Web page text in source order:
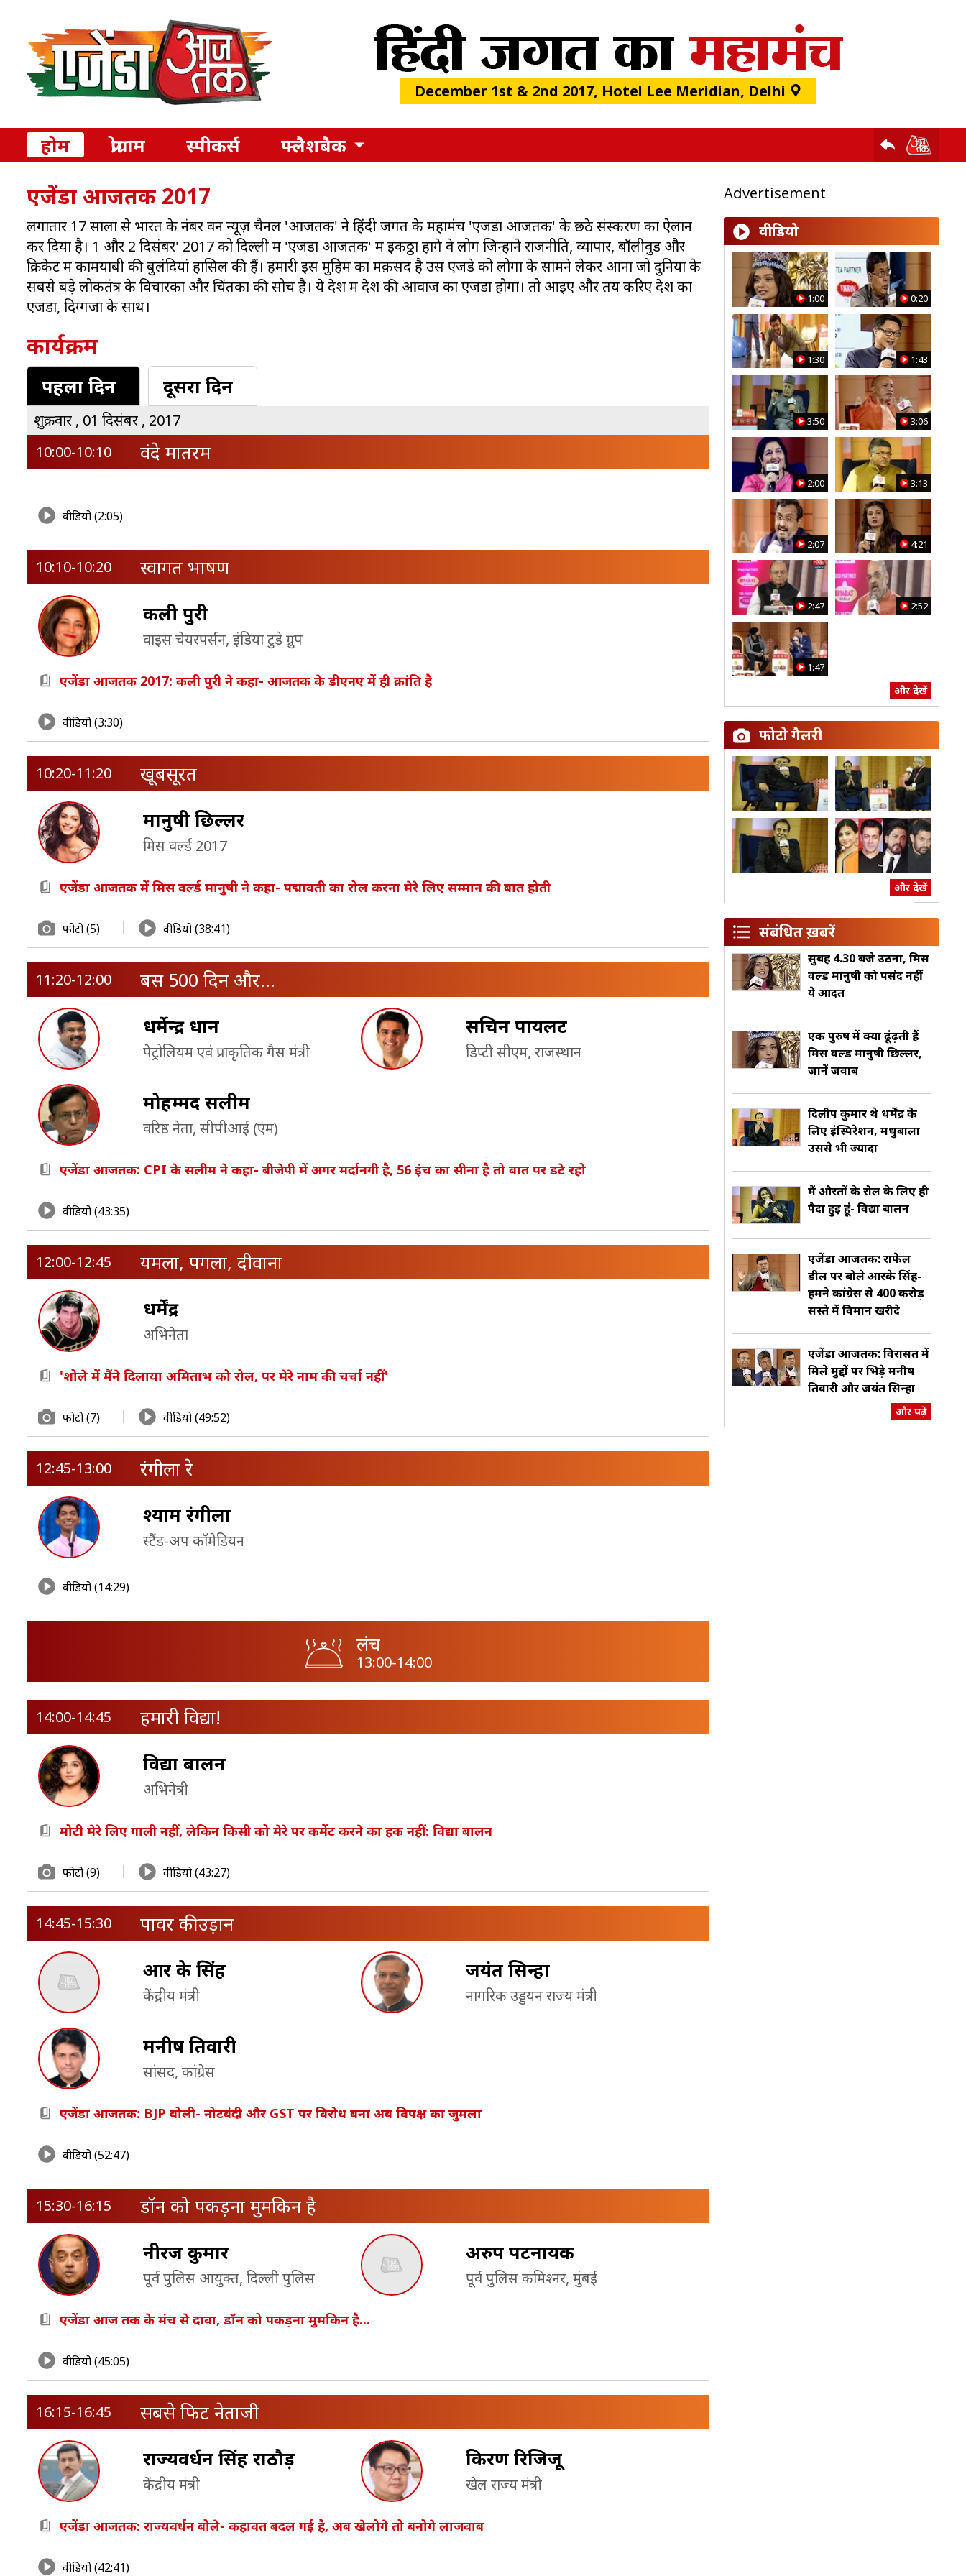
December 1st & 2nd 2017, Hotel Lee Meridian, Delhi
होम प्रोग्राम स्पीकर्स फ्लैशबैक
एजेंडा आजतक 2017
लगातार 17 सालों से भारत के नंबर वन न्यूज़ चैनल 'आजतक' ने हिंदी जगत के महामंच 'एजेंडा आजतक' के छठे संस्करण का ऐलान
कर दिया है। 1 और 2 दिसंबर' 2017 को दिल्ली में 'एजेंडा आजतक' में इकठ्ठा होंगे वे लोग जिन्होंने राजनीति, व्यापार, बॉलीवुड और
क्रिकेट में कामयाबी की बुलंदियां हासिल की हैं। हमारी इस मुहिम का मक़सद है उस एजेंडे को लोगों के सामने लेकर आना जो दुनिया के
सबसे बड़े लोकतंत्र के विचारकों और चिंतकों की सोच है। ये देश में देश की आवाज का एजेंडा होगा। तो आइए और तय करिए देश का
एजेंडा, दिग्गजों के साथ।
कार्यक्रम
पहला दिन दूसरा दिन
शुक्रवार , 01 दिसंबर , 2017
10:00-10:10
वंदे मातरम
वीडियो (2:05)
10:10-10:20
स्‍वागत भाषण
कली पुरी
वाइस चेयरपर्सन, इंडिया टुडे ग्रुप
एजेंडा आजतक 2017: कली पुरी ने कहा- आजतक के डीएनए में ही क्रांति है
वीडियो (3:30)
10:20-11:20
खूबसूरत
मानुषी छिल्लर
मिस वर्ल्ड 2017
एजेंडा आजतक में मिस वर्ल्ड मानुषी ने कहा- पद्मावती का रोल करना मेरे लिए सम्मान की बात होती
फोटो (5) वीडियो (38:41)
11:20-12:00
बस 500 दिन और…
धर्मेन्‍द्र प्रधान
पेट्रोलियम एवं प्राकृतिक गैस मंत्री
सचिन पायलट
डिप्टी सीएम, राजस्थान
मोहम्मद सलीम
वरिष्ठ नेता, सीपीआई (एम)
एजेंडा आजतक: CPI के सलीम ने कहा- बीजेपी में अगर मर्दानगी है, 56 इंच का सीना है तो बात पर डटे रहो
वीडियो (43:35)
12:00-12:45
यमला, पगला, दीवाना
धर्मेंद्र
अभिनेता
'शोले में मैंने दिलाया अमिताभ को रोल, पर मेरे नाम की चर्चा नहीं'
फोटो (7) वीडियो (49:52)
12:45-13:00
रंगीला रे
श्‍याम रंगीला
स्‍टैंड-अप कॉमेडियन
वीडियो (14:29)
लंच
13:00-14:00
14:00-14:45
हमारी विद्या!
विद्या बालन
अभिनेत्री
मोटी मेरे लिए गाली नहीं, लेकिन किसी को मेरे पर कमेंट करने का हक नहीं: विद्या बालन
फोटो (9) वीडियो (43:27)
14:45-15:30
पावर की उड़ान
आर के सिंह
केंद्रीय मंत्री
जयंत सिन्हा
नागरिक उड्डयन राज्य मंत्री
मनीष तिवारी
सांसद, कांग्रेस
एजेंडा आजतक: BJP बोली- नोटबंदी और GST पर विरोध बना अब विपक्ष का जुमला
वीडियो (52:47)
15:30-16:15
डॉन को पकड़ना मुमकिन है
नीरज कुमार
पूर्व पुलिस आयुक्त, द‍िल्ली पुल‍िस
अरुप पटनायक
पूर्व पुलिस कमिश्‍नर, मुंबई
एजेंडा आज तक के मंच से दावा, डॉन को पकड़ना मुमकिन है...
वीडियो (45:05)
16:15-16:45
सबसे फिट नेताजी
राज्यवर्धन सिंह राठौड़
केंद्रीय मंत्री
किरण रिजिजू
खेल राज्य मंत्री
एजेंडा आजतक: राज्यवर्धन बोले- कहावत बदल गई है, अब खेलोगे तो बनोगे लाजवाब
वीडियो (42:41)
Advertisement
वीडियो
1:00 0:20
1:30 1:43
3:50 3:06
2:00 3:13
2:07 4:21
2:47 2:52
1:47
और देखें
फोटो गैलरी
और देखें
संबंध‍ित ख़बरें
सुबह 4.30 बजे उठना, मिस
वर्ल्ड मानुषी को पसंद नहीं
ये आदत
एक पुरुष में क्या ढूंढ़ती हैं
मिस वर्ल्ड मानुषी छिल्लर,
जानें जवाब
दिलीप कुमार थे धर्मेंद्र के
लिए इंस्पिरेशन, मधुबाला
उससे भी ज्यादा
मैं औरतों के रोल के लिए ही
पैदा हुई हूं- विद्या बालन
एजेंडा आजतक: राफेल
डील पर बोले आरके सिंह-
हमने कांग्रेस से 400 करोड़
सस्ते में विमान खरीदे
एजेंडा आजतक: विरासत में
मिले मुद्दों पर भिड़े मनीष
तिवारी और जयंत सिन्हा
और पढ़ें